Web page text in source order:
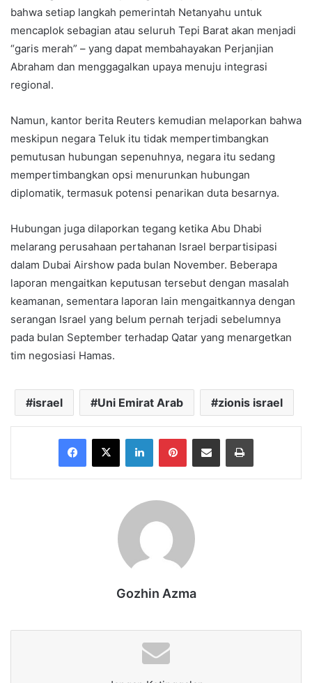
bahwa setiap langkah pemerintah Netanyahu untuk
mencaplok sebagian atau seluruh Tepi Barat akan menjadi
“garis merah” – yang dapat membahayakan Perjanjian
Abraham dan menggagalkan upaya menuju integrasi
regional.
Namun, kantor berita Reuters kemudian melaporkan bahwa
meskipun negara Teluk itu tidak mempertimbangkan
pemutusan hubungan sepenuhnya, negara itu sedang
mempertimbangkan opsi menurunkan hubungan
diplomatik, termasuk potensi penarikan duta besarnya.
Hubungan juga dilaporkan tegang ketika Abu Dhabi
melarang perusahaan pertahanan Israel berpartisipasi
dalam Dubai Airshow pada bulan November. Beberapa
laporan mengaitkan keputusan tersebut dengan masalah
keamanan, sementara laporan lain mengaitkannya dengan
serangan Israel yang belum pernah terjadi sebelumnya
pada bulan September terhadap Qatar yang menargetkan
tim negosiasi Hamas.
israel Uni Emirat Arab zionis israel
Facebook
X LinkedInPinterestShare via Email Print
Gozhin Azma